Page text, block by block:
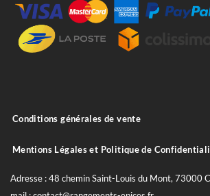
Conditions générales de vente
Mentions Légales et Politique de
Adresse : 48 chemin Saint-Louis du Mont, 73000